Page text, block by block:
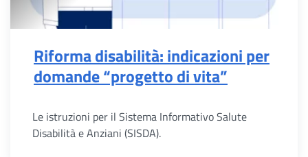
Riforma disabilità: indicazioni per
domande “progetto di vita”
Le istruzioni per il Sistema Informativo Salute
Disabilità e Anziani (SISDA).